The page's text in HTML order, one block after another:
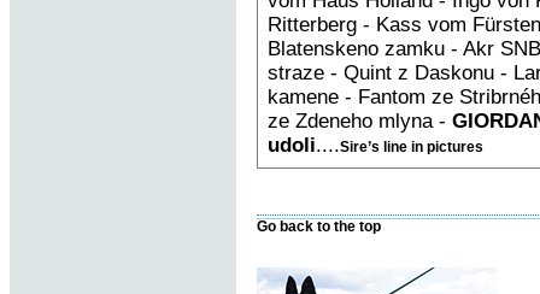
Ritterberg - Kass vom
Blatenskeno zamku - Akr
straze - Quint z Daskonu -
kamene - Fantom ze
ze Zdeneho mlyna -
udoli....Sire’s line in pictures
Go back to the top